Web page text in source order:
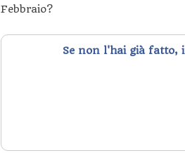
Febbraio?
Se non l'hai già fatto,